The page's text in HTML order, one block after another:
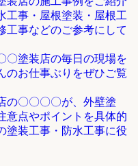
工事・屋根塗装・屋根工
工事などのご参考にして
〇塗装店の毎日の現場を
のお仕事ぶりをぜひご覧
の〇〇〇〇が、外壁塗
意点やポイントを具体的
塗装工事・防水工事に役